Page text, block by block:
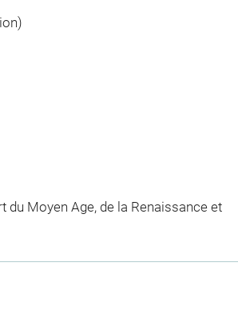
du Moyen Age, de la Renaissance et